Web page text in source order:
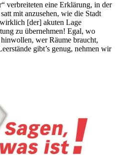
verbreiteten eine Erklärung, in der
mit anzusehen, wie die Stadt
[der] akuten Lage
zu übernehmen! Egal, wo
wer Räume braucht,
gibt’s genug, nehmen wir